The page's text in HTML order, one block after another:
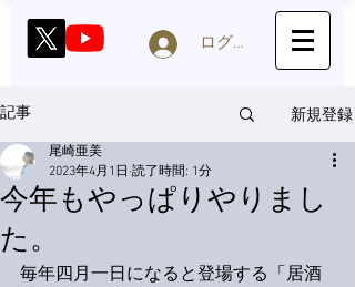
ログイン
記事 新規登録
今年もやっぱりやりまし
た。
尾崎亜美
2023年4月1日 読了時間: 1分
毎年四月一日になると登場する「居酒